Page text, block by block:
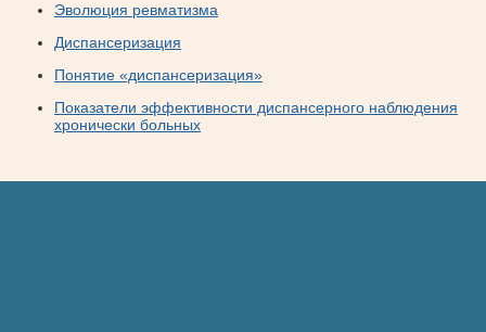
Эволюция ревматизма
Диспансеризация
Понятие «диспансеризация»
Показатели эффективности диспансерного наблюдения
хронически больных